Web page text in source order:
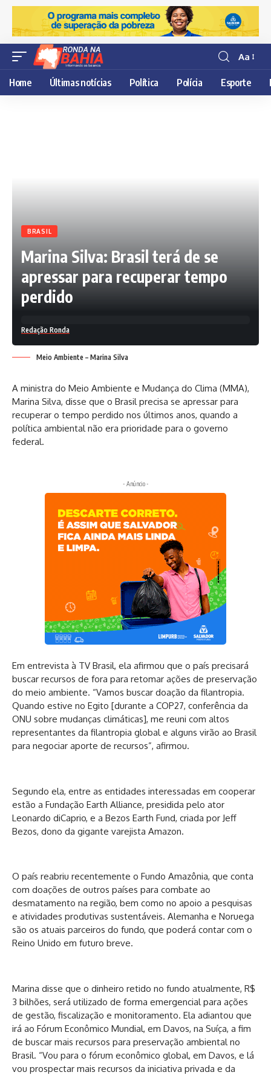
Resisor
de
fonte
Aa
Home Últimas notícias Política Polícia Esporte
BRASIL
Marina Silva: Brasil terá de se
apressar para recuperar tempo
perdido
Redação Ronda
Meio Ambiente – Marina Silva
A ministra do Meio Ambiente e Mudança do Clima (MMA),
Marina Silva, disse que o Brasil precisa se apressar para
recuperar o tempo perdido nos últimos anos, quando a
política ambiental não era prioridade para o governo
federal.
- Anúncio -
Em entrevista à TV Brasil, ela afirmou que o país precisará
buscar recursos de fora para retomar ações de preservação
do meio ambiente. “Vamos buscar doação da filantropia.
Quando estive no Egito [durante a COP27, conferência da
ONU sobre mudanças climáticas], me reuni com altos
representantes da filantropia global e alguns virão ao Brasil
para negociar aporte de recursos”, afirmou.
Segundo ela, entre as entidades interessadas em cooperar
estão a Fundação Earth Alliance, presidida pelo ator
Leonardo diCaprio, e a Bezos Earth Fund, criada por Jeff
Bezos, dono da gigante varejista Amazon.
O país reabriu recentemente o Fundo Amazônia, que conta
com doações de outros países para combate ao
desmatamento na região, bem como no apoio a pesquisas
e atividades produtivas sustentáveis. Alemanha e Noruega
são os atuais parceiros do fundo, que poderá contar com o
Reino Unido em futuro breve.
Marina disse que o dinheiro retido no fundo atualmente, R$
3 bilhões, será utilizado de forma emergencial para ações
de gestão, fiscalização e monitoramento. Ela adiantou que
irá ao Fórum Econômico Mundial, em Davos, na Suíça, a fim
de buscar mais recursos para preservação ambiental no
Brasil. “Vou para o fórum econômico global, em Davos, e lá
vou prospectar mais recursos da iniciativa privada e da